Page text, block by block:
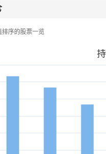
排序的股票一览